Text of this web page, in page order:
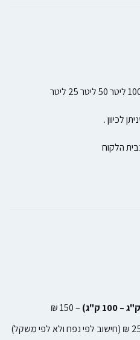
לכיוון .
הלקוח
– 150 ₪